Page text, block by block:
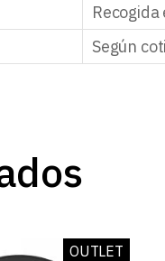
Según
OUTLET